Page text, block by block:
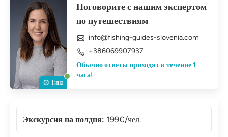
Тина
Поговорите с нашим экспертом
по путешествиям
info@fishing-guides-slovenia.com
+386069907937
Обычно ответы приходят в течение 1
часа!
Экскурсия на полдня: 199€/чел.